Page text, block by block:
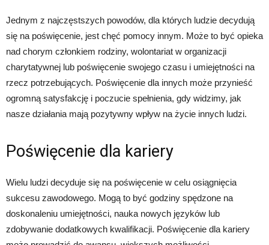
Jednym z najczęstszych powodów, dla których ludzie decydują
się na poświęcenie, jest chęć pomocy innym. Może to być opieka
nad chorym członkiem rodziny, wolontariat w organizacji
charytatywnej lub poświęcenie swojego czasu i umiejętności na
rzecz potrzebujących. Poświęcenie dla innych może przynieść
ogromną satysfakcję i poczucie spełnienia, gdy widzimy, jak
nasze działania mają pozytywny wpływ na życie innych ludzi.
Poświęcenie dla kariery
Wielu ludzi decyduje się na poświęcenie w celu osiągnięcia
sukcesu zawodowego. Mogą to być godziny spędzone na
doskonaleniu umiejętności, nauka nowych języków lub
zdobywanie dodatkowych kwalifikacji. Poświęcenie dla kariery